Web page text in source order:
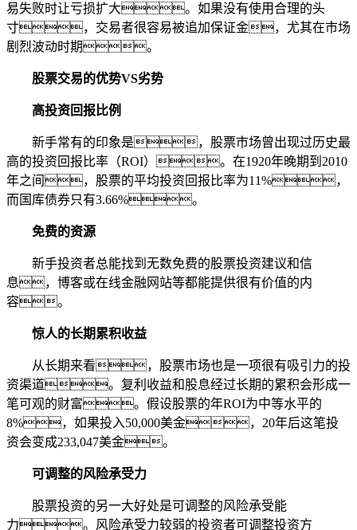
易失败时让亏损扩大。如果没有使用合理的头
寸，交易者很容易被追加保证金，尤其在市场
剧烈波动时期。
股票交易的优势VS劣势
高投资回报比例
新手常有的印象是，股票市场曾出现过历史最
高的投资回报比率（ROI）。在1920年晚期到2010
年之间，股票的平均投资回报比率为11%，
而国库债券只有3.66%。
免费的资源
新手投资者总能找到无数免费的股票投资建议和信
息，博客或在线金融网站等都能提供很有价值的内
容。
惊人的长期累积收益
从长期来看，股票市场也是一项很有吸引力的投
资渠道。复利收益和股息经过长期的累积会形成一
笔可观的财富。假设股票的年ROI为中等水平的
8%，如果投入50,000美金，20年后这笔投
资会变成233,047美金。
可调整的风险承受力
股票投资的另一大好处是可调整的风险承受能
力。风险承受力较弱的投资者可调整投资方